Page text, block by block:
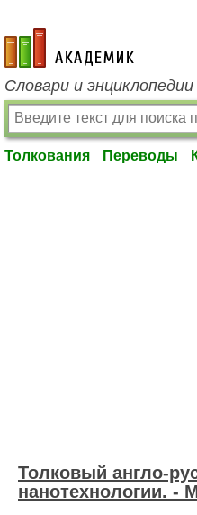
academic.ru
Словари и
Толкования Переводы
Толковый англо-
нанотехнологии. -